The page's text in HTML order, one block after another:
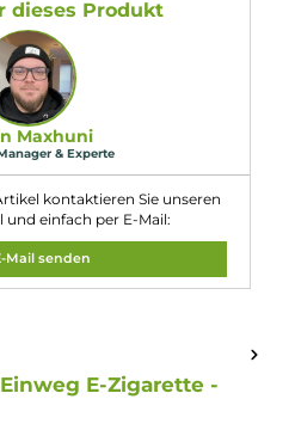
Verschlucken. H312:
bei Hautkontakt.
für Wasserorganismen,
Wirkung. EUH208:
ext.. Kann
hervorrufen.
dieses Produkt